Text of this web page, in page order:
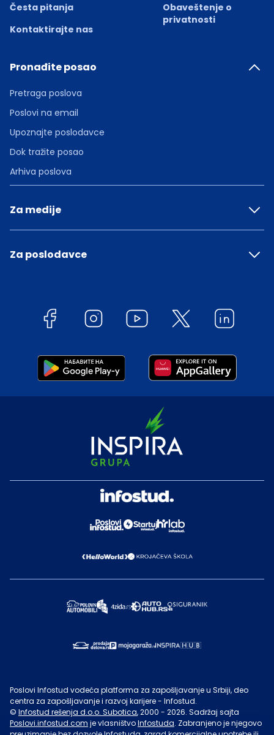
Česta pitanja
Kontaktirajte nas
Obaveštenje o
privatnosti
Pronađite posao
Pretraga poslova
Poslovi na email
Upoznajte poslodavce
Dok tražite posao
Arhiva poslova
Za medije
Za poslodavce
Poslovi Infostud vodeća platforma za zapošljavanje u Srbiji, deo
centra za zapošljavanje i razvoj karijere - Infostud.
© Infostud rešenja d.o.o. Subotica, 2000 - 2026. Sadržaj sajta
Poslovi.infostud.com je vlasništvoInfostuda. Zabranjeno je njegovo